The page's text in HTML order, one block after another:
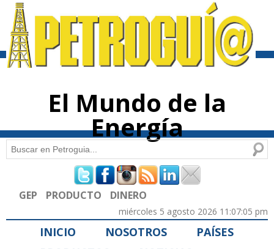
contenido
El Mundo de la
Energía
Formulario de búsqueda
Buscar
GEP PRODUCTO DINERO
miércoles 5 agosto 2026 11:07:05 pm
INICIO NOSOTROS
PAÍSES